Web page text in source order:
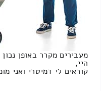
מעבירים מקרר באופן
היי,
קוראים לי דמיטרי ואני